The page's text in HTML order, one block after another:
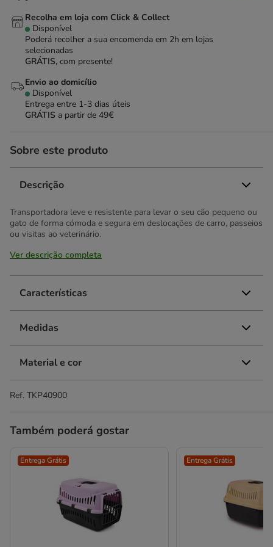
Recolha em loja com Click & Collect
Disponível
Poderá recolher a sua encomenda em 2h em lojas
selecionadas
GRÁTIS, com presente!
Envio ao domicílio
Disponível
Entrega entre 1-3 dias úteis
GRÁTIS a partir de 49€
Sobre este produto
Descrição
Transportadora leve e resistente para levar o seu cão pequeno ou
gato de forma cómoda e segura em deslocações de carro, passeios
ou visitas ao veterinário.
Ver descrição completa
Características
Medidas
Material e cor
Ref. TKP40900
Também poderá gostar
Entrega Grátis Entrega Grátis